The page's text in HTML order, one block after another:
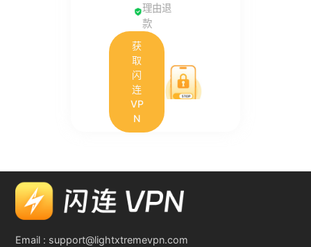
理由退
款
获
取
闪
连
VP
N
Email : support@lightxtremevpn.com